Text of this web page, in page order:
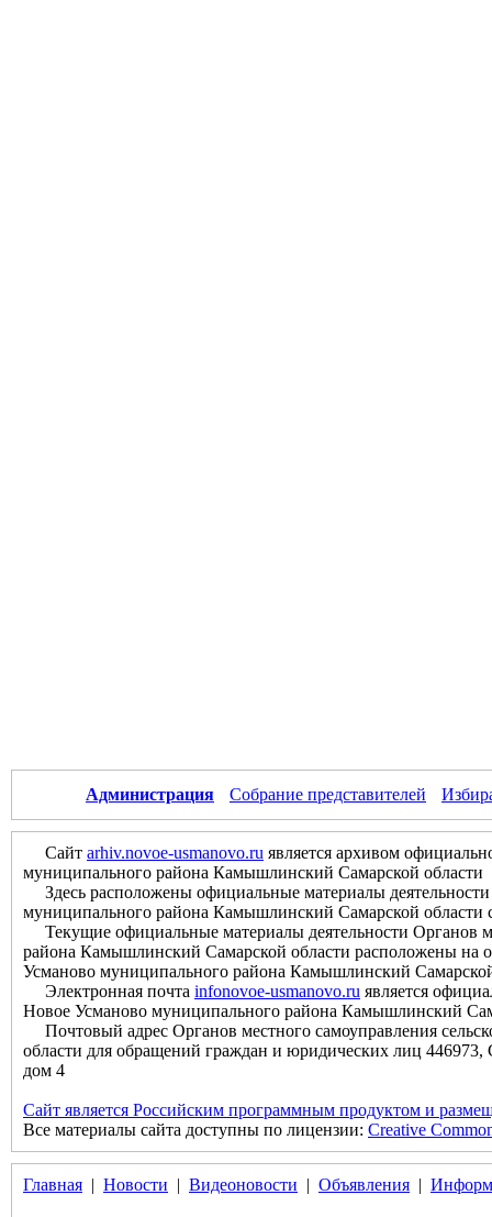
Администрация Собрание представителей
Сайт arhiv.novoe-usmanovo.ru является архивом
муниципального района Камышлинский Самарской области
Здесь расположены официальные материалы
муниципального района Камышлинский Самарской области
Текущие официальные материалы деятельности Органов
района Камышлинский Самарской области расположены на
Усманово муниципального района Камышлинский
Электронная почта infonovoe-usmanovo.ru является
Новое Усманово муниципального района Камышлинский
Почтовый адрес Органов местного самоуправления
области для обращений граждан и юридических лиц
дом 4
Сайт является Российским программным продуктом и
Все материалы сайта доступны по лицензии: Creative
Главная | Новости | Видеоновости | Объявления |